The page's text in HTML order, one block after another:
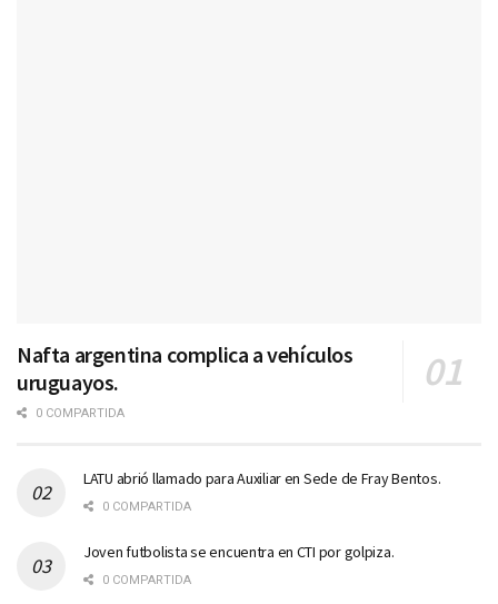
Nafta argentina complica a vehículos
uruguayos.
0 COMPARTIDA
LATU abrió llamado para Auxiliar en Sede de Fray Bentos.
0 COMPARTIDA
Joven futbolista se encuentra en CTI por golpiza.
0 COMPARTIDA